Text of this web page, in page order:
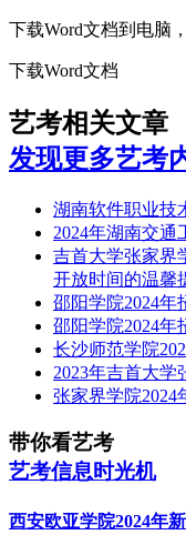
下载Word文档到电脑
下载Word文档
艺考相关文章
发现更多艺考
湖南软件职业技
2024年湖南交通
吉首大学张家界
开放时间的温馨
邵阳学院2024年
邵阳学院2024年
长沙师范学院
2023年吉首大
张家界学院2024
带你看艺考
艺考信息时光机
西安欧亚学院2024年